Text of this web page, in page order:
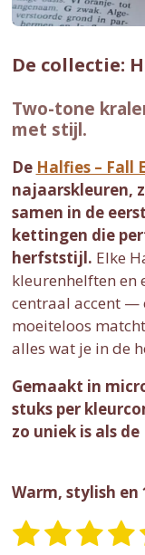
De collectie:
Two-tone
met stijl.
De Halfies – Fall
najaarskleuren,
samen in de
kettingen die
herfststijl. Elke
kleurenhelften en
centraal accent —
moeiteloos
alles wat je in de
Gemaakt in
stuks per
zo uniek is als
Warm, stylish
R
1 2 3 4